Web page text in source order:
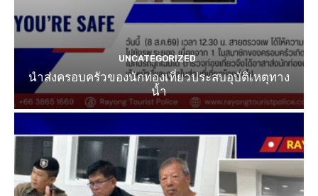
UNCATEGORIZED
นำส่งครอบครัวของนักท่องเที่ยวประสบอุบัติเหตุทาง
น้ำ